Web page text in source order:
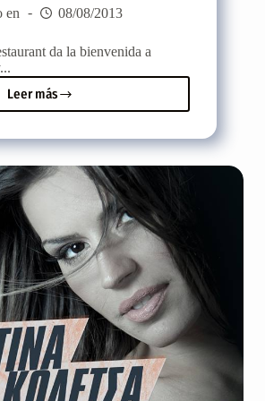
en
08/08/2013
da la bienvenida a
Leer más
Sakis
Arseniou
Kyriakos
Kyanos
en